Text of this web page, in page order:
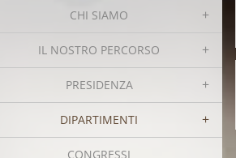
CHI SIAMO
IL NOSTRO PERCORSO
PRESIDENZA
DIPARTIMENTI
CONGRESSI